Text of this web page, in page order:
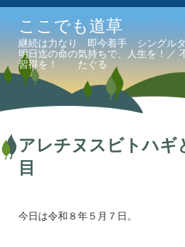
ここでも道草
継続は力なり 即今着手 シングル
明日迄の命の気持ちで、人生を！／
習得を！ たぐる
アレチヌスビトハギ
目
今日は令和８年５月７日。